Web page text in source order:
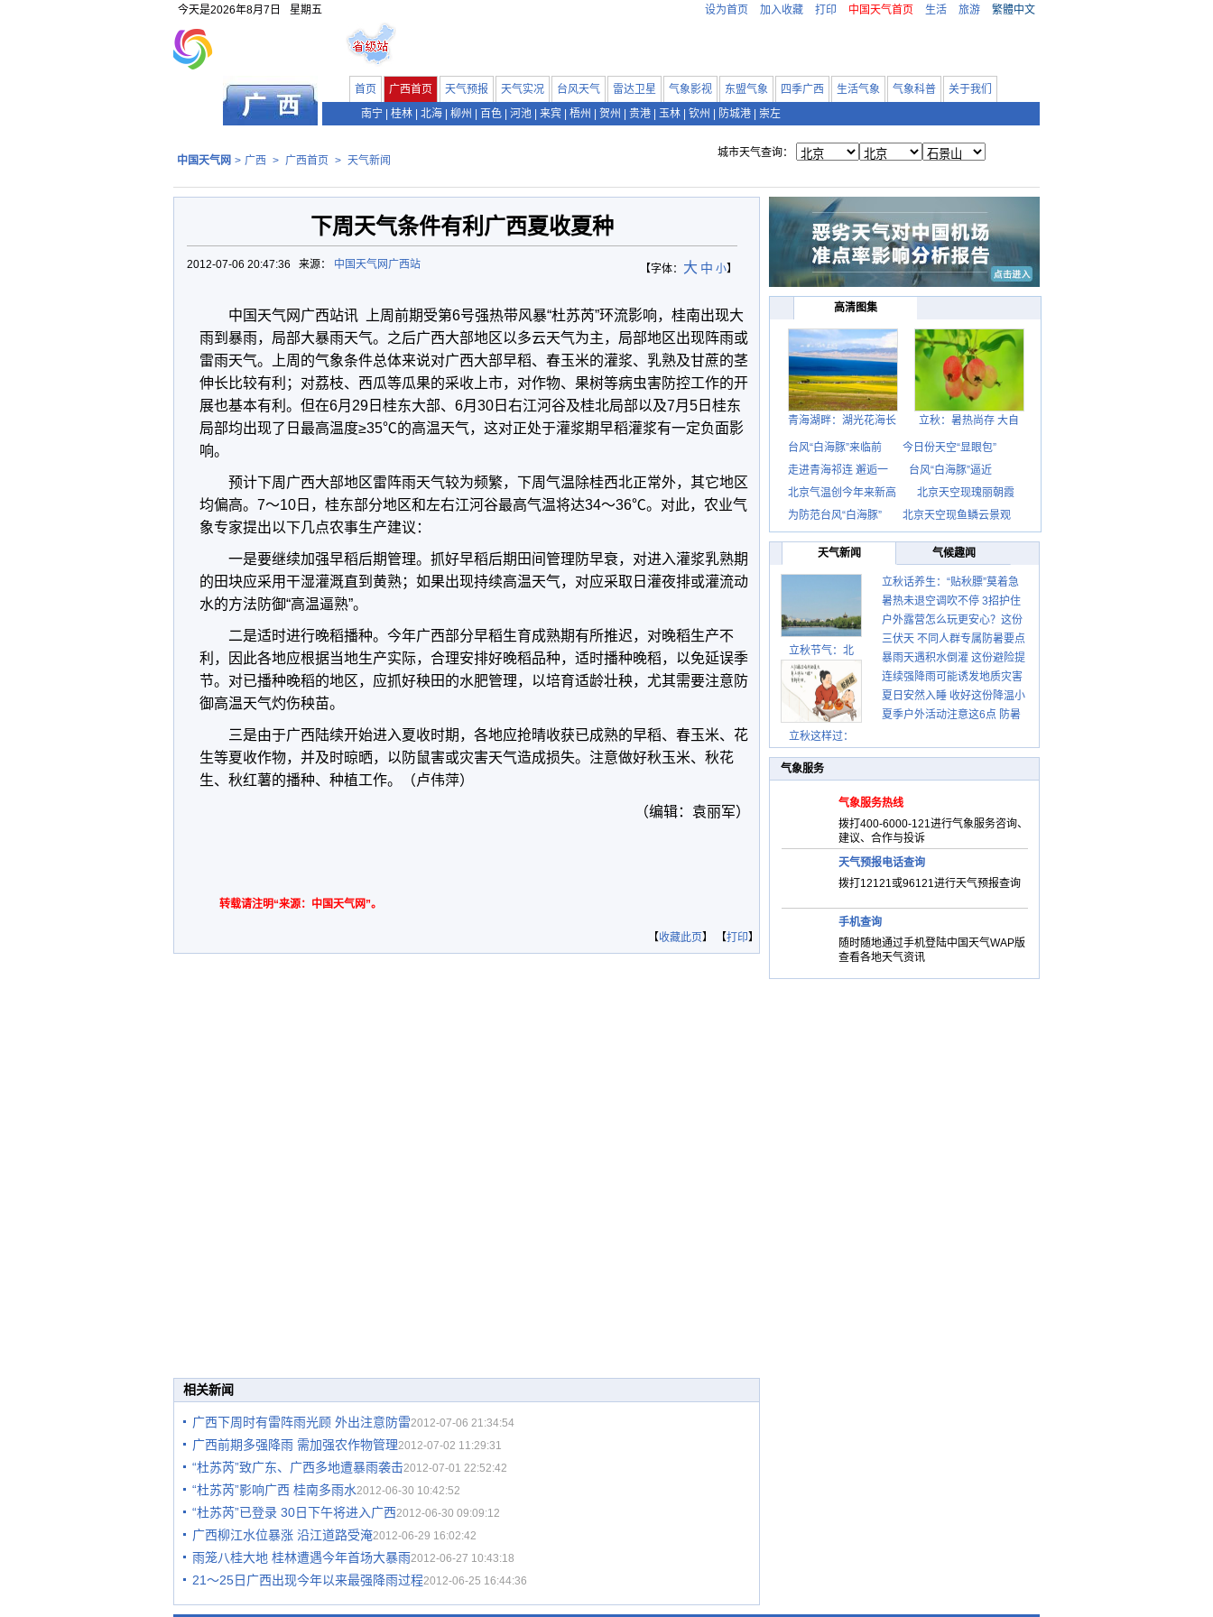
今天是2026年8月7日 星期五 设为首页 加入收藏 打印 中国天气首页 生活 旅游 繁體中文
首页 广西首页 天气预报 天气实况 台风天气 雷达卫星 气象影视 东盟气象 四季广西 生活气象 气象科普
关于我们
南宁
桂林 北海 柳州 百色 河池 来宾 梧州 贺州 贵港 玉林 钦州 防城港 崇左
中国天气网 > 广西 > 广西首页 > 天气新闻
城市天气查询：
下周天气条件有利广西夏收夏种
【字体： 大 中 小】
2012-07-06 20:47:36 来源： 中国天气网广西站
中国天气网广西站讯 上周前期受第6号强热带风暴“杜苏芮”环流影响，桂南出现大
雨到暴雨，局部大暴雨天气。之后广西大部地区以多云天气为主，局部地区出现阵雨或
雷雨天气。上周的气象条件总体来说对广西大部早稻、春玉米的灌浆、乳熟及甘蔗的茎
伸长比较有利；对荔枝、西瓜等瓜果的采收上市，对作物、果树等病虫害防控工作的开
展也基本有利。但在6月29日桂东大部、6月30日右江河谷及桂北局部以及7月5日桂东
局部均出现了日最高温度≥35℃的高温天气，这对正处于灌浆期早稻灌浆有一定负面影
响。
预计下周广西大部地区雷阵雨天气较为频繁，下周气温除桂西北正常外，其它地区
均偏高。7～10日，桂东部分地区和左右江河谷最高气温将达34～36℃。对此，农业气
象专家提出以下几点农事生产建议：
一是要继续加强早稻后期管理。抓好早稻后期田间管理防早衰，对进入灌浆乳熟期
的田块应采用干湿灌溉直到黄熟；如果出现持续高温天气，对应采取日灌夜排或灌流动
水的方法防御“高温逼熟”。
二是适时进行晚稻播种。今年广西部分早稻生育成熟期有所推迟，对晚稻生产不
利，因此各地应根据当地生产实际，合理安排好晚稻品种，适时播种晚稻，以免延误季
节。对已播种晚稻的地区，应抓好秧田的水肥管理，以培育适龄壮秧，尤其需要注意防
御高温天气灼伤秧苗。
三是由于广西陆续开始进入夏收时期，各地应抢晴收获已成熟的早稻、春玉米、花
生等夏收作物，并及时晾晒，以防鼠害或灾害天气造成损失。注意做好秋玉米、秋花
生、秋红薯的播种、种植工作。（卢伟萍）
（编辑：袁丽军）
转载请注明“来源：中国天气网”。
【收藏此页】 【打印】
相关新闻
广西下周时有雷阵雨光顾 外出注意防雷2012-07-06 21:34:54
广西前期多强降雨 需加强农作物管理2012-07-02 11:29:31
“杜苏芮”致广东、广西多地遭暴雨袭击2012-07-01 22:52:42
“杜苏芮”影响广西 桂南多雨水2012-06-30 10:42:52
“杜苏芮”已登录 30日下午将进入广西2012-06-30 09:09:12
广西柳江水位暴涨 沿江道路受淹2012-06-29 16:02:42
雨笼八桂大地 桂林遭遇今年首场大暴雨2012-06-27 10:43:18
21～25日广西出现今年以来最强降雨过程2012-06-25 16:44:36
高清图集
青海湖畔：湖光花海长 立秋：暑热尚存 大自
台风“白海豚”来临前
今日份天空“显眼包”
走进青海祁连 邂逅一
台风“白海豚”逼近
北京气温创今年来新高
北京天空现瑰丽朝霞
为防范台风“白海豚”
北京天空现鱼鳞云景观
天气新闻 气候趣闻
立秋节气：北
立秋这样过：
立秋话养生：“贴秋膘”莫着急
先清暑再防燥
暑热未退空调吹不停 3招护住
肩颈不酸痛
户外露营怎么玩更安心？这份
攻略请收好
三伏天 不同人群专属防暑要点
请收好
暴雨天遇积水倒灌 这份避险提
示请收好
连续强降雨可能诱发地质灾害
这些前兆要知道
夏日安然入睡 收好这份降温小
贴士
夏季户外活动注意这6点 防暑
气象服务
气象服务热线
拨打400-6000-121进行气象服务咨询、
建议、合作与投诉
天气预报电话查询
拨打12121或96121进行天气预报查询
手机查询
随时随地通过手机登陆中国天气WAP版
查看各地天气资讯